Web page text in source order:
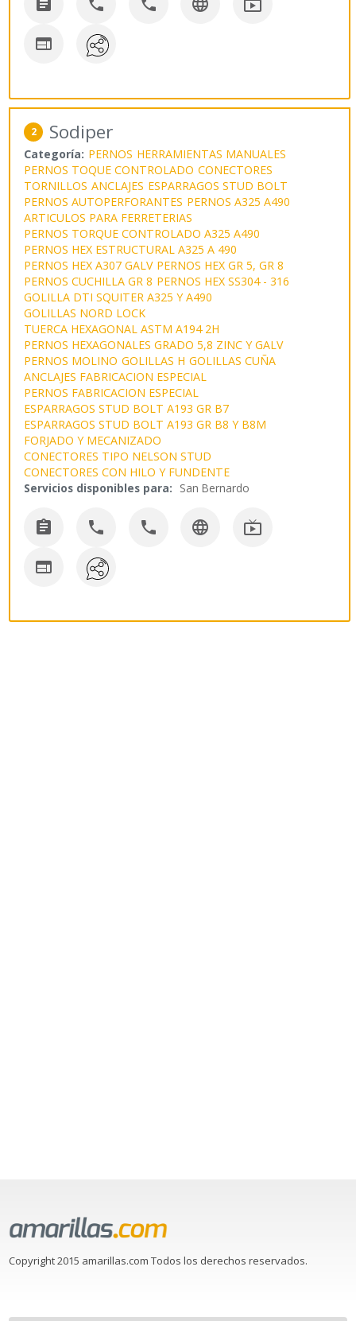
    

2 Sodiper
Categoría: PERNOS HERRAMIENTAS MANUALES
PERNOS TOQUE CONTROLADO CONECTORES
TORNILLOS ANCLAJES ESPARRAGOS STUD BOLT
PERNOS AUTOPERFORANTES PERNOS A325 A490
ARTICULOS PARA FERRETERIAS
PERNOS TORQUE CONTROLADO A325 A490
PERNOS HEX ESTRUCTURAL A325 A 490
PERNOS HEX A307 GALV PERNOS HEX GR 5, GR 8
PERNOS CUCHILLA GR 8 PERNOS HEX SS304 - 316
GOLILLA DTI SQUITER A325 Y A490
GOLILLAS NORD LOCK
TUERCA HEXAGONAL ASTM A194 2H
PERNOS HEXAGONALES GRADO 5,8 ZINC Y GALV
PERNOS MOLINO GOLILLAS H GOLILLAS CUÑA
ANCLAJES FABRICACION ESPECIAL
PERNOS FABRICACION ESPECIAL
ESPARRAGOS STUD BOLT A193 GR B7
ESPARRAGOS STUD BOLT A193 GR B8 Y B8M
FORJADO Y MECANIZADO
CONECTORES TIPO NELSON STUD
CONECTORES CON HILO Y FUNDENTE
Servicios disponibles para: San Bernardo
    

Copyright 2015 amarillas.com Todos los derechos reservados.